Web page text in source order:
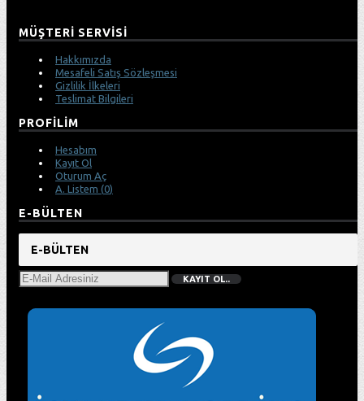
MÜŞTERI SERVISI
Hakkımızda
Mesafeli Satış Sözleşmesi
Gizlilik İlkeleri
Teslimat Bilgileri
PROFILIM
Hesabım
Kayıt Ol
Oturum Aç
A. Listem (0)
E-BÜLTEN
E-BÜLTEN
KAYIT OL..